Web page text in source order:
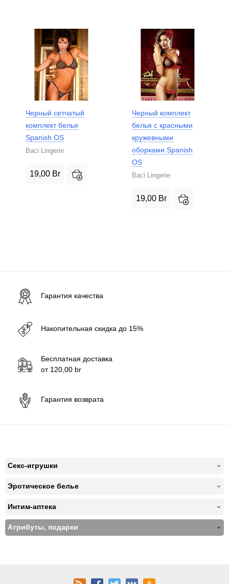
Черный сетчатый
комплект белья
Spanish OS
Baci Lingerie
19,00 Br
Черный комплект
белья с красными
кружевными
оборками Spanish
OS
Baci Lingerie
19,00 Br
Гарантия качества
Накопительная скидка до 15%
Бесплатная доставка
от 120,00 br
Гарантия возврата
Секс-игрушки
Эротическое белье
Интим-аптека
Атрибуты, подарки